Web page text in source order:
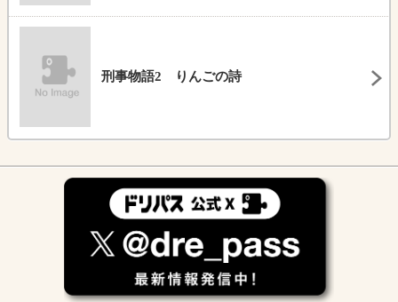
刑事物語2 りんごの詩